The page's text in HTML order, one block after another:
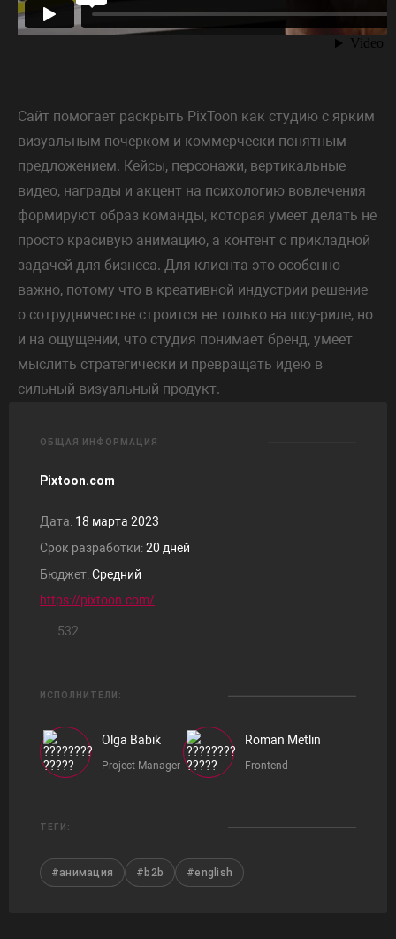
Сайт помогает раскрыть PixToon как студию с ярким
визуальным почерком и коммерчески понятным
предложением. Кейсы, персонажи, вертикальные
видео, награды и акцент на психологию вовлечения
формируют образ команды, которая умеет делать не
просто красивую анимацию, а контент с прикладной
задачей для бизнеса. Для клиента это особенно
важно, потому что в креативной индустрии решение
о сотрудничестве строится не только на шоу-риле, но
и на ощущении, что студия понимает бренд, умеет
мыслить стратегически и превращать идею в
сильный визуальный продукт.
ОБЩАЯ ИНФОРМАЦИЯ
Pixtoon.com
Дата: 18 марта 2023
Срок разработки:20 дней
Бюджет:Средний
https://pixtoon.com/
532
ИСПОЛНИТЕЛИ:
Olga Babik
Project Manager
Roman Metlin
Frontend
ТЕГИ:
#анимация #b2b #english